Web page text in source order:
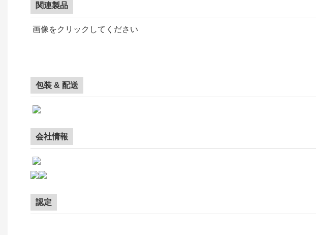
関連製品
画像をクリックしてください
包装 & 配送
会社情報
認定